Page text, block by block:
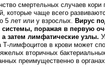
смертельных случаев кори
которые чаще всего
5 лет или у взрослых.
Вирус
поражая в первую
затем лимфатические узлы.
Т-лимфоцитов в крови может
вторичных
преимущественно в